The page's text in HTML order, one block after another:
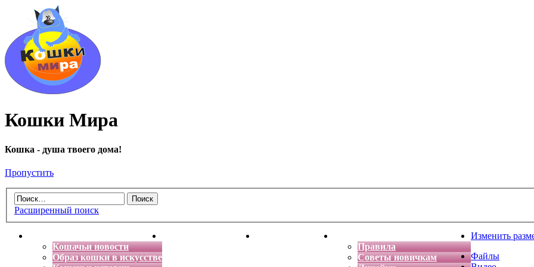
Кошки Мира
Кошка - душа твоего дома!
Пропустить
Расширенный поиск
Кошачьи новости
Образ кошки в искусстве
Энциклопедия кошек Детская фантазия
Правила
Советы новичкам
Изменить
Файлы